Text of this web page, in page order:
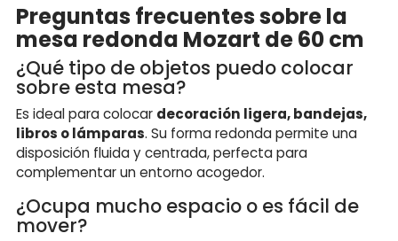
Preguntas frecuentes sobre la
mesa redonda Mozart de 60 cm
¿Qué tipo de objetos puedo colocar
sobre esta mesa?
Es ideal para colocar decoración ligera, bandejas,
libros o lámparas. Su forma redonda permite una
disposición fluida y centrada, perfecta para
complementar un entorno acogedor.
¿Ocupa mucho espacio o es fácil de
mover?